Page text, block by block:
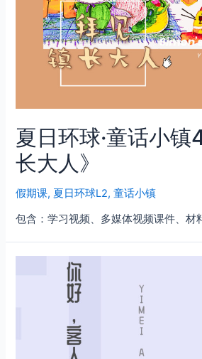
夏日环球·童话小镇
长大人》
假期课, 夏日环球L2,童话小镇
包含：学习视频、多媒体视频课件、材